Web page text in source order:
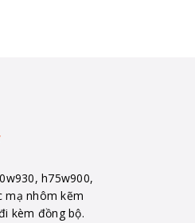
h75w900,
mạ nhôm kẽm
kèm đồng bộ.